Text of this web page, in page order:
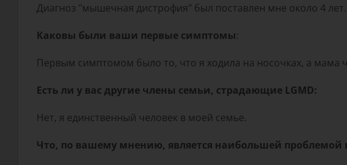
Диагноз "мышечная дистрофия" был поставлен мне около 4
Каковы были ваши первые симптомы:
Первым симптомом было то, что я ходила на носочках, а мама
Есть ли у вас другие члены семьи, страдающие LGMD:
Нет, я единственный человек в моей семье.
Что, по вашему мнению, является наибольшей проблемой